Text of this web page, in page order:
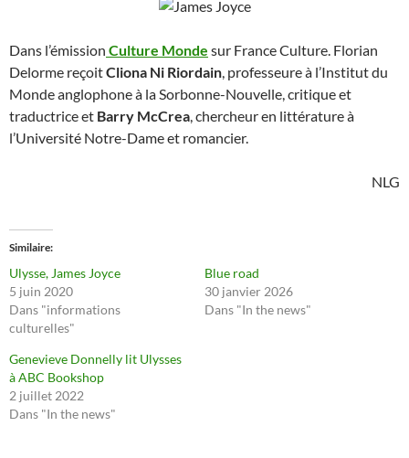
Dans l’émission Culture Monde sur France Culture. Florian
Delorme reçoitCliona Ni Riordain, professeure à l’Institut du
Monde anglophone à la Sorbonne-Nouvelle, critique et
traductrice et Barry McCrea, chercheur en littérature à
l’Université Notre-Dame et romancier.
NLG
Similaire
Ulysse, James Joyce
5 juin 2020
Dans "informations
culturelles"
Blue road
30 janvier 2026
Dans "In the news"
Genevieve Donnelly lit Ulysses
à ABC Bookshop
2 juillet 2022
Dans "In the news"